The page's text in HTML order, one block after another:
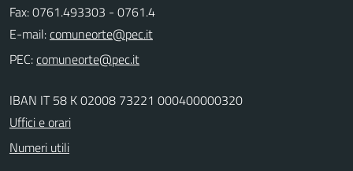
Fax: 0761.493303 - 0761.4
E-mail:
PEC:
IBAN IT 58 K 02008 73221 000400000320
Uffici e orari
Numeri utili